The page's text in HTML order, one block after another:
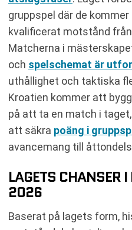
gruppspel där de
kvalificerat motstånd
Matcherna i
och spelschemat är
uthållighet och taktiska
Kroatien kommer att
på att ta en match i
att säkra poäng i
avancemang till
LAGETS CHANSER
2026
Baserat på lagets form,